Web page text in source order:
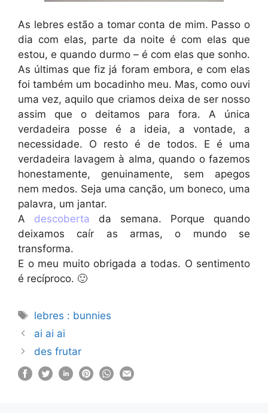
As lebres estão a tomar conta de mim. Passo o
dia com elas, parte da noite é com elas que
estou, e quando durmo – é com elas que sonho.
As últimas que fiz já foram embora, e com elas
foi também um bocadinho meu. Mas, como ouvi
uma vez, aquilo que criamos deixa de ser nosso
assim que o deitamos para fora. A única
verdadeira posse é a ideia, a vontade, a
necessidade. O resto é de todos. E é uma
verdadeira lavagem à alma, quando o fazemos
honestamente, genuinamente, sem apegos
nem medos. Seja uma canção, um boneco, uma
palavra, um jantar.
A descoberta da semana. Porque quando
deixamos caír as armas, o mundo se
transforma.
E o meu muito obrigada a todas. O sentimento
é recíproco. 🙂
Etiquetas
lebres : bunnies
ai ai ai
des frutar